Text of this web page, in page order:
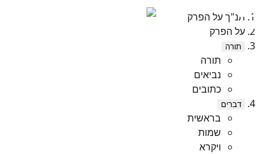
תנ"ך על הפרק
על הפרק
תורה
תורה
נביאים
כתובים
דברים
בראשית
שמות
ויקרא